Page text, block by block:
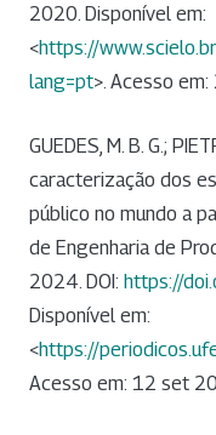
2020. Disponível em:
<https://
lang=pt>. Acesso
GUEDES, M. B. G.;
caracterização dos
público no mundo a
de Engenharia de
2024. DOI: https://
Disponível em:
<https://
Acesso em: 12 set